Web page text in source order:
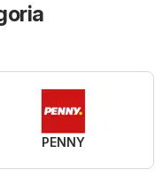
PENNY